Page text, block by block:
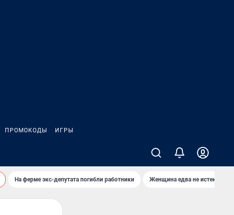
ПРОМОКОДЫ ИГРЫ
На ферме экс-депутата погибли работники Женщина едва не истекла